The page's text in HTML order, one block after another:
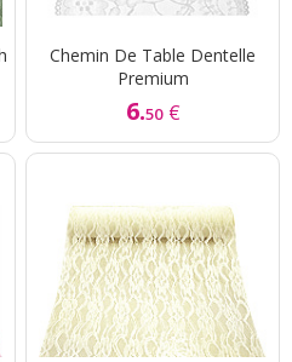
Chemin De Table Dentelle
Premium
6.50 €